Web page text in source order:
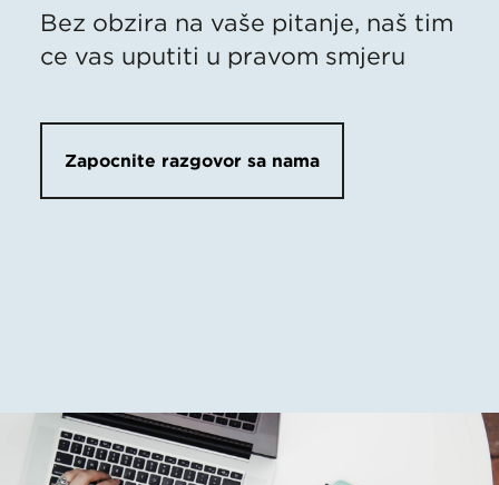
Bez obzira na vaše pitanje, naš tim
će vas uputiti u pravom smjeru
Započnite razgovor sa nama